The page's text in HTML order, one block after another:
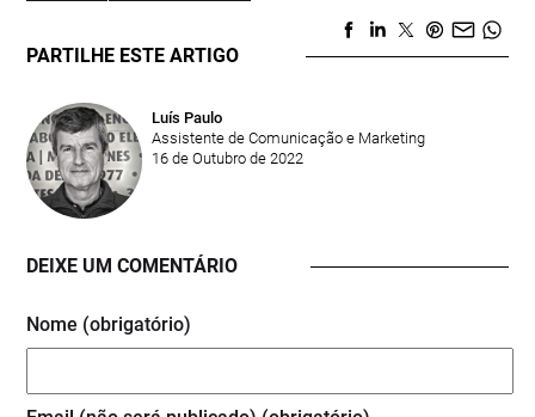
PARTILHE ESTE ARTIGO
Luís Paulo
Assistente de Comunicação e Marketing
16 de Outubro de 2022
DEIXE UM COMENTÁRIO
Nome (obrigatório)